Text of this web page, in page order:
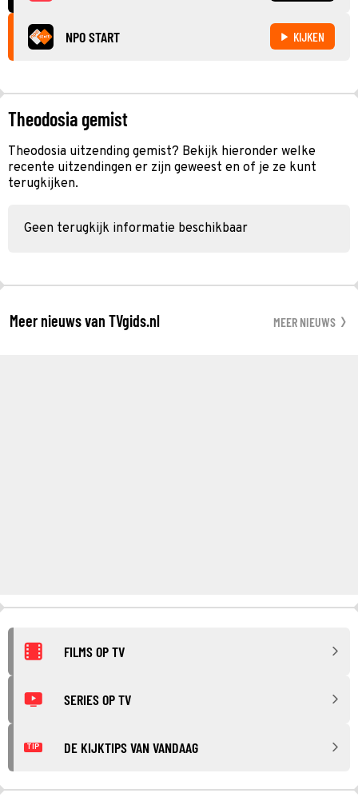
NPO START KIJKEN
Theodosia gemist
Theodosia uitzending gemist? Bekijk hieronder welke
recente uitzendingen er zijn geweest en of je ze kunt
terugkijken.
Geen terugkijk informatie beschikbaar
Meer nieuws van TVgids.nl MEER NIEUWS
FILMS OP TV
SERIES OP TV
TIP DE KIJKTIPS VAN VANDAAG